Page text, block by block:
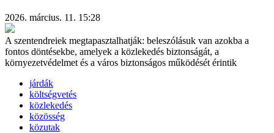
2026. március. 11. 15:28
A szentendreiek megtapasztalhatják: beleszólásuk van azokba a
fontos döntésekbe, amelyek a közlekedés biztonságát, a
környezetvédelmet és a város biztonságos működését érintik
járdák
költségvetés
közlekedés
közösség
közutak